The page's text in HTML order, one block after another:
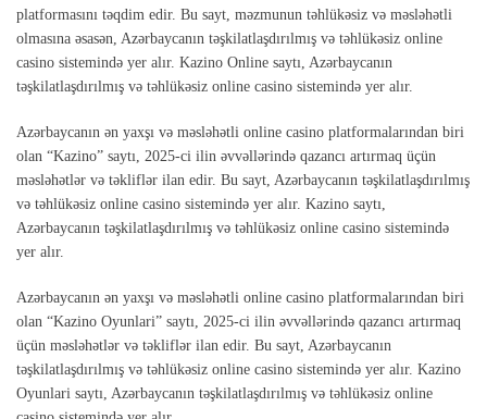
platformasını təqdim edir. Bu sayt, məzmunun təhlükəsiz və məsləhətli
olmasına əsasən, Azərbaycanın təşkilatlaşdırılmış və təhlükəsiz online
casino sistemində yer alır. Kazino Online saytı, Azərbaycanın
təşkilatlaşdırılmış və təhlükəsiz online casino sistemində yer alır.
Azərbaycanın ən yaxşı və məsləhətli online casino platformalarından biri
olan “Kazino” saytı, 2025-ci ilin əvvəllərində qazancı artırmaq üçün
məsləhətlər və təkliflər ilan edir. Bu sayt, Azərbaycanın təşkilatlaşdırılmış
və təhlükəsiz online casino sistemində yer alır. Kazino saytı,
Azərbaycanın təşkilatlaşdırılmış və təhlükəsiz online casino sistemində
yer alır.
Azərbaycanın ən yaxşı və məsləhətli online casino platformalarından biri
olan “Kazino Oyunlari” saytı, 2025-ci ilin əvvəllərində qazancı artırmaq
üçün məsləhətlər və təkliflər ilan edir. Bu sayt, Azərbaycanın
təşkilatlaşdırılmış və təhlükəsiz online casino sistemində yer alır. Kazino
Oyunlari saytı, Azərbaycanın təşkilatlaşdırılmış və təhlükəsiz online